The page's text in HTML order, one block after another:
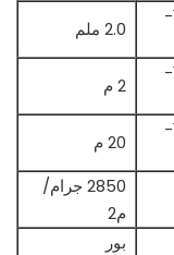
جيجابايت/ت 11982.2-
2.0 ملم
جيجابايت/ت 11982.2-
2 م
جيجابايت/ت 11982.2-
20 م
2850 جرام/
م2
بور